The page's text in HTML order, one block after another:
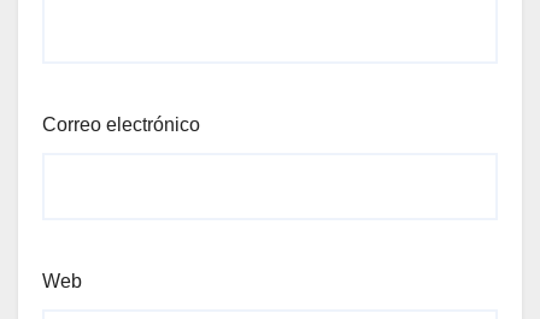
Correo electrónico
Web